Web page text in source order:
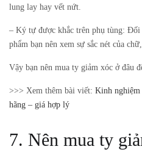
lung lay hay vết nứt.
– Ký tự được khắc trên phụ tùng: Đối
phẩm bạn nên xem sự sắc nét của
Vậy bạn nên mua ty giảm xóc ở đâu
>>> Xem thêm bài viết: Kinh nghiệm
hãng – giá hợp lý
7. Nên mua ty